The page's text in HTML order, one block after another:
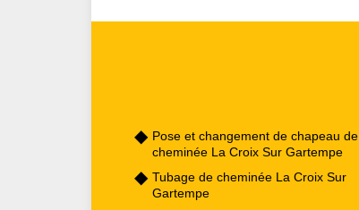
Pose et changement de chapeau de
cheminée La Croix Sur Gartempe
Tubage de cheminée La Croix Sur
Gartempe